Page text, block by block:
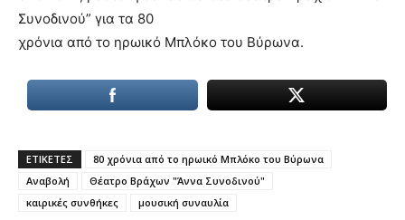
Συνοδινού” για τα 80
χρόνια από το ηρωικό Μπλόκο του Βύρωνα.
ΕΤΙΚΕΤΕΣ
80 χρόνια από το ηρωικό Μπλόκο του Βύρωνα
Αναβολή
Θέατρο Βράχων "Άννα Συνοδινού"
καιρικές συνθήκες
μουσική συναυλία